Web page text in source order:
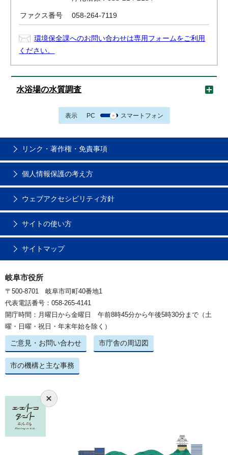
ファクス番号 058-264-7119
環境保全課へのお問い合わせは専用フォームをご利用
ください。
水浴場の水質調査
表示 PC スマートフォン
リンク・著作権・免責事項
個人情報保護の考え方
ウェブアクセシビリティ方針
サイトの使い方
サイトマップ
岐阜市役所
〒500-8701 岐阜市司町40番地1
代表電話番号：058-265-4141
開庁時間：月曜日から金曜日 午前8時45分から午後5時30分まで（土
曜・日曜・祝日・年末年始を除く）
ご意見・お問い合わせ 市庁舎の周辺図
市の機構と主な事務